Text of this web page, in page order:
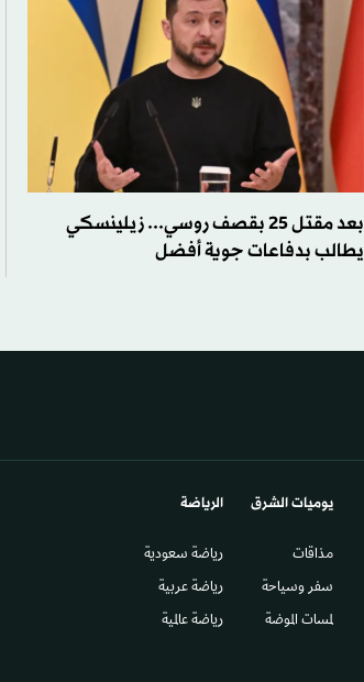
بعد مقتل 25 بقصف روسي... زيلينسكي
يطالب بدفاعات جوية أفضل
يوميات الشرق​
مذاقات
سفر وسياحة
لمسات الموضة
الرياضة
رياضة سعودية
رياضة عربية
رياضة عالمية